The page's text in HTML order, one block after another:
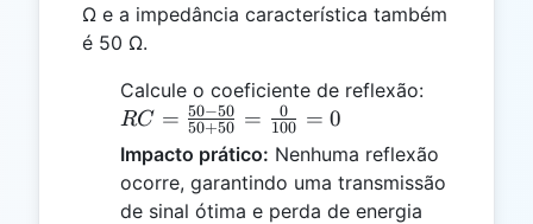
Ω e a impedância característica também
é 50 Ω.
Calcule o coeficiente de reflexão:
- 50}{50
+ 50} =
\frac{0}
RC = 50+50
50−50 = 100
0 = 0
Impacto prático: Nenhuma reflexão
ocorre, garantindo uma transmissão
de sinal ótima e perda de energia